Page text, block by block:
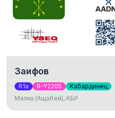
Заифов
R1a R-Y2205 Кабардинец
Малка (Ащабей), КБР